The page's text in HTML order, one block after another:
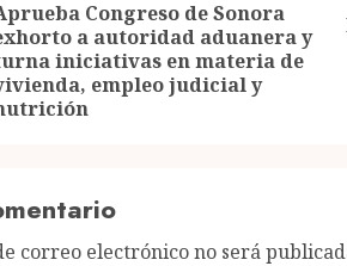
Congreso de Sonora
a autoridad aduanera y
iniciativas en materia de
empleo judicial y
correo electrónico no será